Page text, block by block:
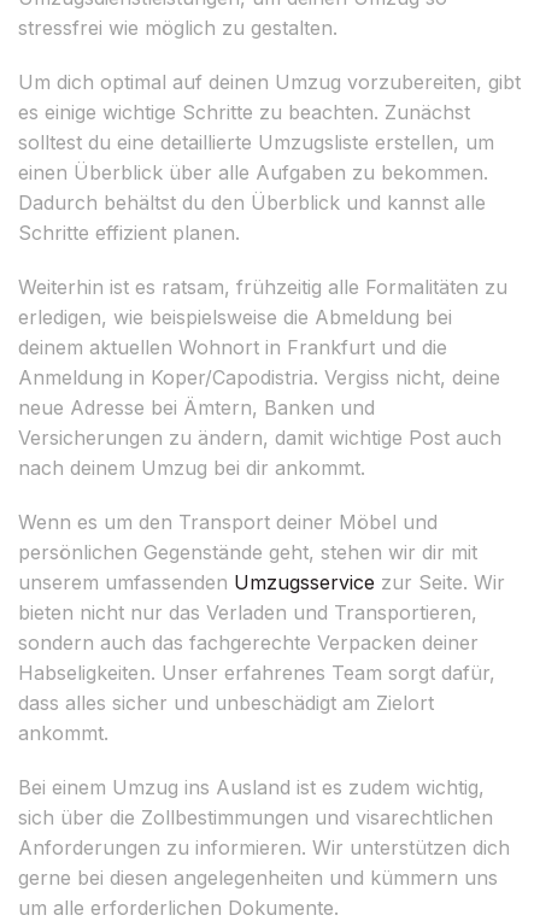
stressfrei wie möglich zu gestalten.
Um dich optimal auf deinen Umzug vorzubereiten, gibt
es einige wichtige Schritte zu beachten. Zunächst
solltest du eine detaillierte Umzugsliste erstellen, um
einen Überblick über alle Aufgaben zu bekommen.
Dadurch behältst du den Überblick und kannst alle
Schritte effizient planen.
Weiterhin ist es ratsam, frühzeitig alle Formalitäten zu
erledigen, wie beispielsweise die Abmeldung bei
deinem aktuellen Wohnort in Frankfurt und die
Anmeldung in Koper/Capodistria. Vergiss nicht, deine
neue Adresse bei Ämtern, Banken und
Versicherungen zu ändern, damit wichtige Post auch
nach deinem Umzug bei dir ankommt.
Wenn es um den Transport deiner Möbel und
persönlichen Gegenstände geht, stehen wir dir mit
unserem umfassenden Umzugsservice zur Seite. Wir
bieten nicht nur das Verladen und Transportieren,
sondern auch das fachgerechte Verpacken deiner
Habseligkeiten. Unser erfahrenes Team sorgt dafür,
dass alles sicher und unbeschädigt am Zielort
ankommt.
Bei einem Umzug ins Ausland ist es zudem wichtig,
sich über die Zollbestimmungen und visarechtlichen
Anforderungen zu informieren. Wir unterstützen dich
gerne bei diesen angelegenheiten und kümmern uns
um alle erforderlichen Dokumente.